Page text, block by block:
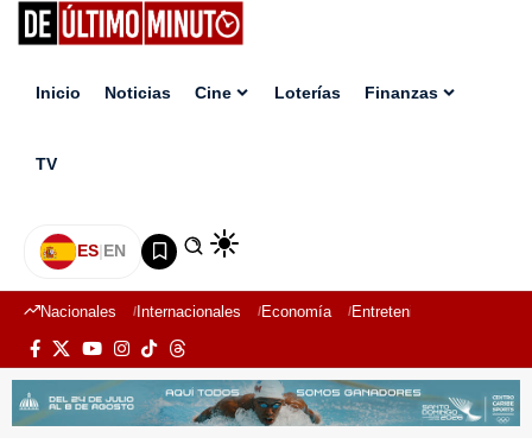
Inicio Noticias Cine Loterías Finanzas
TV
ES|EN
Nacionales Internacionales Economía Entretenimiento